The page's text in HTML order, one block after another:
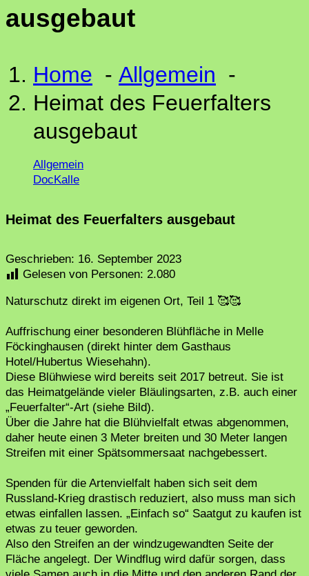
ausgebaut
Home - Allgemein -
Heimat des Feuerfalters
ausgebaut
Allgemein
DocKalle
Heimat des Feuerfalters ausgebaut
Geschrieben: 16. September 2023
Gelesen von Personen: 2.080
Naturschutz direkt im eigenen Ort, Teil 1 🥰🥰
Auffrischung einer besonderen Blühfläche in Melle
Föckinghausen (direkt hinter dem Gasthaus
Hotel/Hubertus Wiesehahn).
Diese Blühwiese wird bereits seit 2017 betreut. Sie ist
das Heimatgelände vieler Bläulingsarten, z.B. auch einer
„Feuerfalter“-Art (siehe Bild).
Über die Jahre hat die Blühvielfalt etwas abgenommen,
daher heute einen 3 Meter breiten und 30 Meter langen
Streifen mit einer Spätsommersaat nachgebessert.
Spenden für die Artenvielfalt haben sich seit dem
Russland-Krieg drastisch reduziert, also muss man sich
etwas einfallen lassen. „Einfach so“ Saatgut zu kaufen ist
etwas zu teuer geworden.
Also den Streifen an der windzugewandten Seite der
Fläche angelegt. Der Windflug wird dafür sorgen, dass